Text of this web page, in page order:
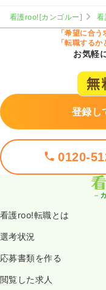
看護roo![カンゴルー]
「希望に合
「転職する
お気軽
登録し
0120-
看護roo!転職とは
選考状況
応募書類を作る
閲覧した求人